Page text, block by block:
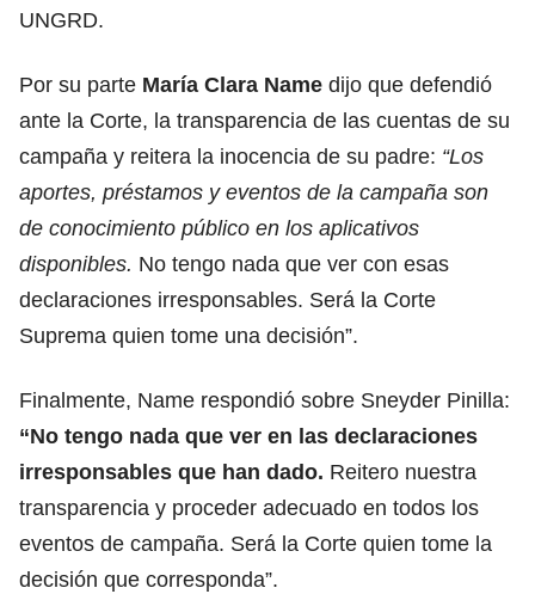
UNGRD.
Por su parte María Clara Name dijo que defendió
ante la Corte, la transparencia de las cuentas de su
campaña y reitera la inocencia de su padre: “Los
aportes, préstamos y eventos de la campaña son
de conocimiento público en los aplicativos
disponibles. No tengo nada que ver con esas
declaraciones irresponsables. Será la Corte
Suprema quien tome una decisión”.
Finalmente, Name respondió sobre Sneyder Pinilla:
“No tengo nada que ver en las declaraciones
irresponsables que han dado. Reitero nuestra
transparencia y proceder adecuado en todos los
eventos de campaña. Será la Corte quien tome la
decisión que corresponda”.